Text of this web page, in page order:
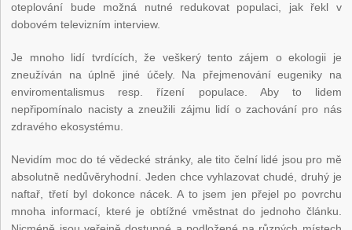
oteplování bude možná nutné redukovat populaci, jak řekl v
dobovém televizním interview.
Je mnoho lidí tvrdících, že veškerý tento zájem o ekologii je
zneužíván na úplně jiné účely. Na přejmenování eugeniky na
enviromentalismus resp. řízení populace. Aby to lidem
nepřipomínalo nacisty a zneužili zájmu lidí o zachování pro nás
zdravého ekosystému.
Nevidím moc do té vědecké stránky, ale tito čelní lidé jsou pro mě
absolutně nedůvěryhodní. Jeden chce vyhlazovat chudé, druhý je
naftař, třetí byl dokonce nácek. A to jsem jen přejel po povrchu
mnoha informací, které je obtížné vměstnat do jednoho článku.